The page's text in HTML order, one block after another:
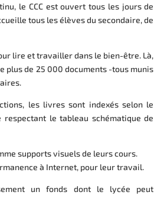
le CCC est ouvert tous les jours de
tous les élèves du secondaire, de
lire et travailler dans le bien-être. Là,
plus de 25 000 documents -tous munis
les livres sont indexés selon le
le tableau schématique de
supports visuels de leurs cours.
à Internet, pour leur travail.
un fonds dont le lycée peut